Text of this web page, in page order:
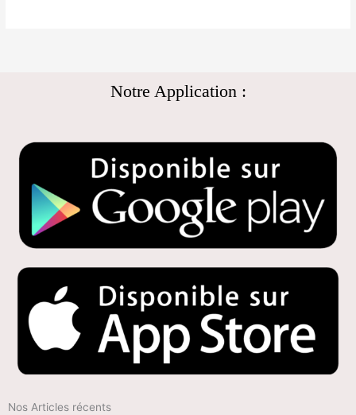
Notre Application :
Nos Articles récents